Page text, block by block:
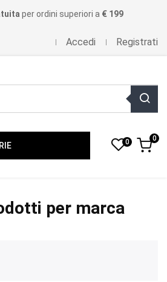
per ordini superiori a € 199
Accedi Registrati
0 0
per marca